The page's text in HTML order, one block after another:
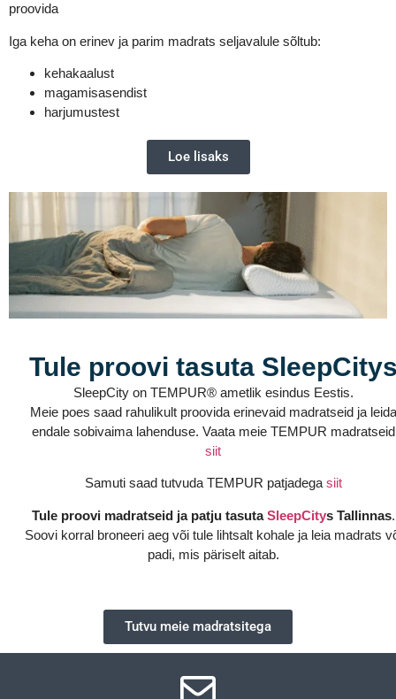
proovida
Iga keha on erinev ja parim madrats seljavalule sõltub:
kehakaalust
magamisasendist
harjumustest
Loe lisaks
Tule proovi tasuta
SleepCity on TEMPUR® ametlik esindus Eestis.
Meie poes saad rahulikult proovida erinevaid madratseid ja leida
endale sobivaima lahenduse. Vaata meie TEMPUR madratseid
siit
Samuti saad tutvuda TEMPUR patjadega siit
Tule proovi madratseid ja patju tasutaSleepCitys Tallinnas.
Soovi korral broneeri aeg või tule lihtsalt kohale ja leia madrats
padi, mis päriselt aitab.
Tutvu meie madratsitega